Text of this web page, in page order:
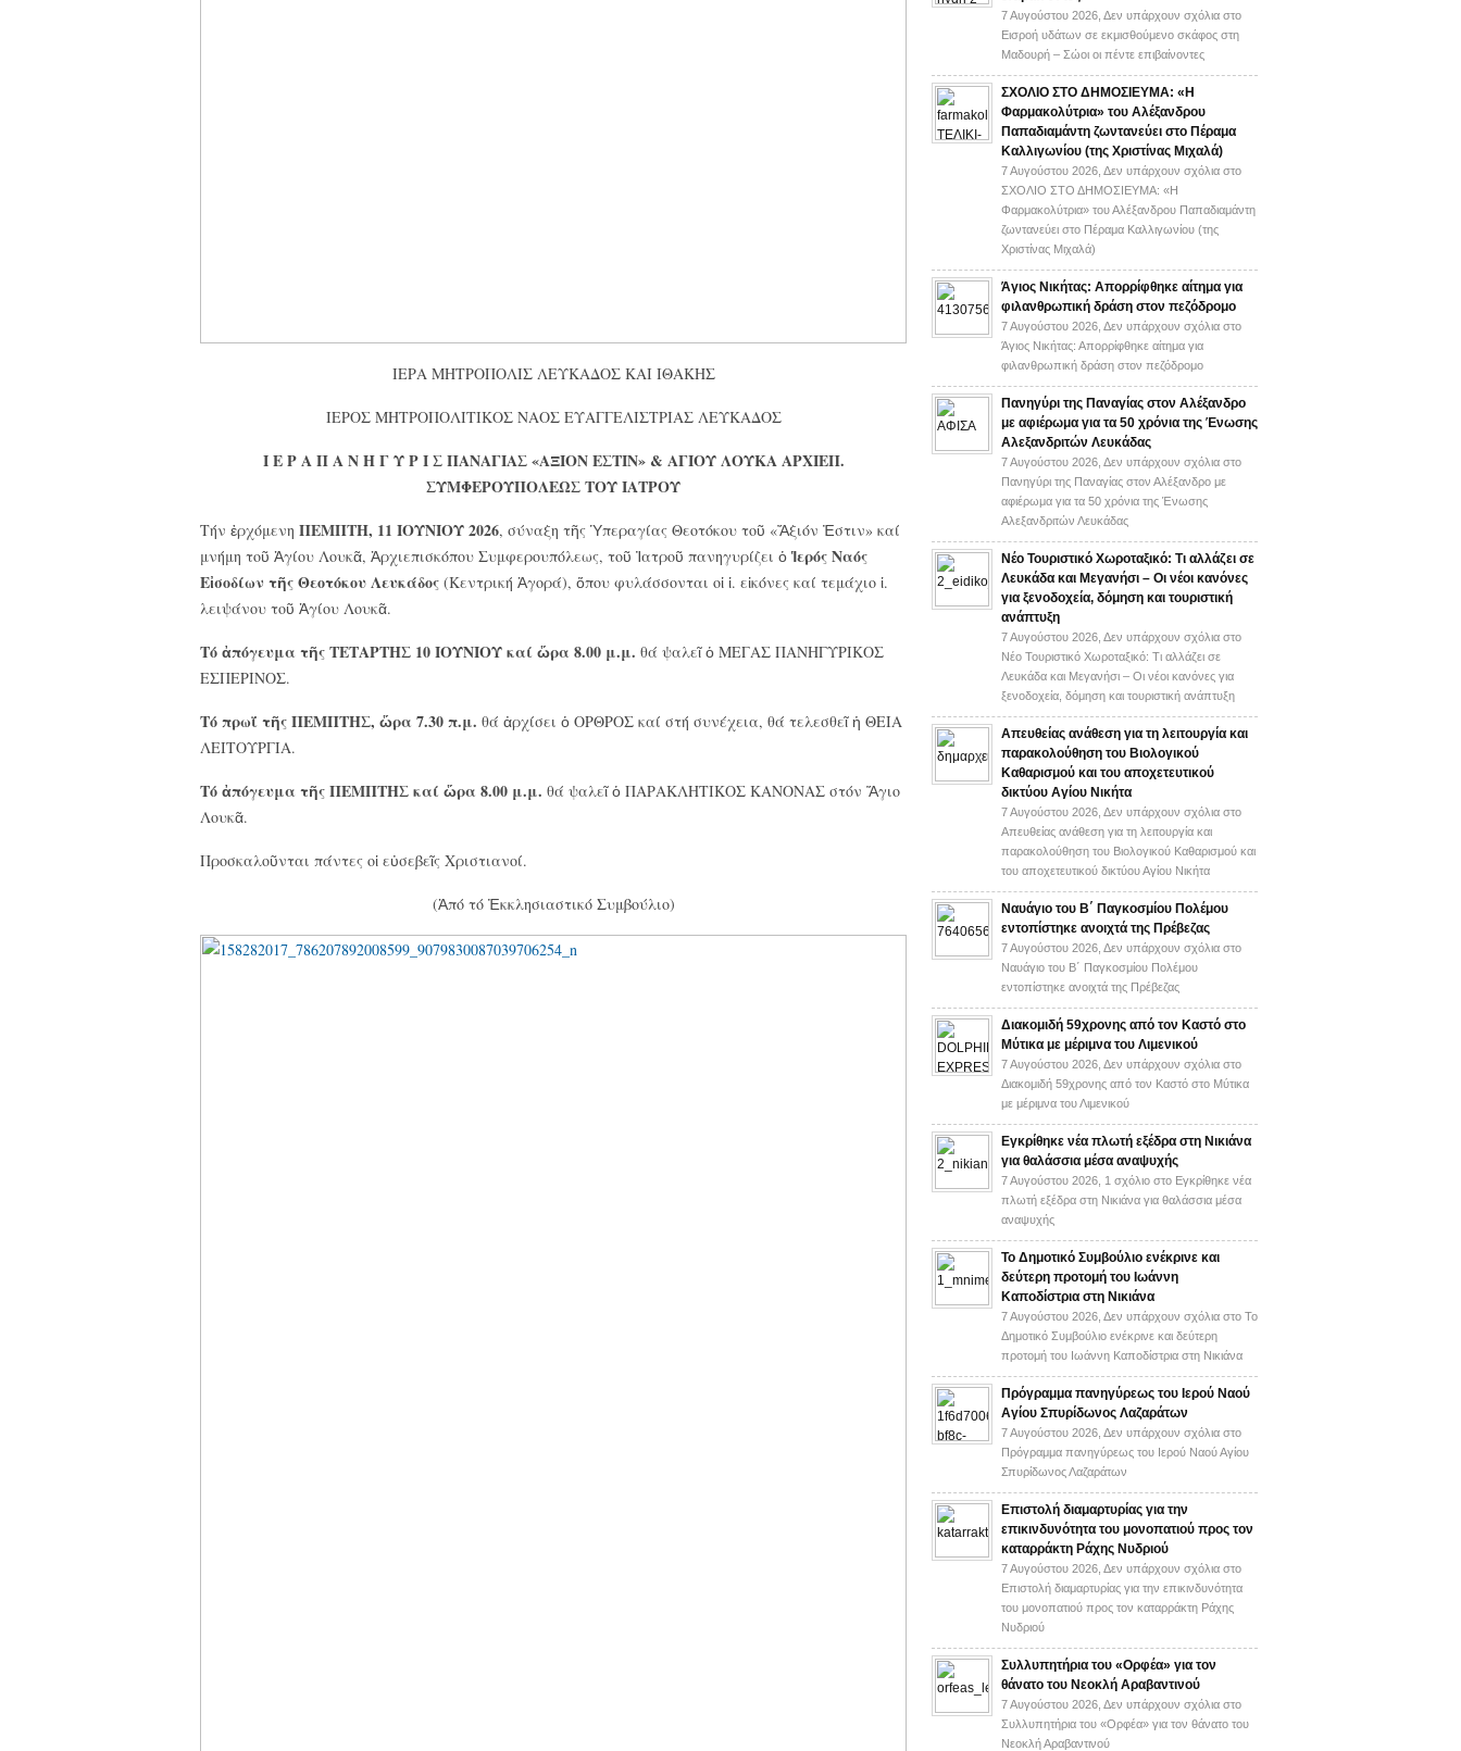
ΙΕΡΑ ΜΗΤΡΟΠΟΛΙΣ ΛΕΥΚΑΔΟΣ ΚΑΙ ΙΘΑΚΗΣ
ΙΕΡΟΣ ΜΗΤΡΟΠΟΛΙΤΙΚΟΣ ΝΑΟΣ ΕΥΑΓΓΕΛΙΣΤΡΙΑΣ ΛΕΥΚΑΔΟΣ
Ι Ε Ρ Α Π Α Ν Η Γ Υ Ρ Ι Σ ΠΑΝΑΓΙΑΣ «ΑΞΙΟΝ ΕΣΤΙΝ» & ΑΓΙΟΥ ΛΟΥΚΑ ΑΡΧΙΕΠ.
ΣΥΜΦΕΡΟΥΠΟΛΕΩΣ ΤΟΥ ΙΑΤΡΟΥ
Τήν ἐρχόμενη ΠΕΜΠΤΗ, 11 ΙΟΥΝΙΟΥ 2026, σύναξη τῆς Ὑπεραγίας Θεοτόκου τοῦ «Ἄξιόν Ἐστιν» καί
μνήμη τοῦ Ἁγίου Λουκᾶ, Ἀρχιεπισκόπου Συμφερουπόλεως, τοῦ Ἰατροῦ πανηγυρίζει ὁ Ἱερός Ναός
Εἰσοδίων τῆς Θεοτόκου Λευκάδος (Κεντρική Ἀγορά), ὅπου φυλάσσονται οἱ ἱ. εἰκόνες καί τεμάχιο ἱ.
λειψάνου τοῦ Ἁγίου Λουκᾶ.
Τό ἀπόγευμα τῆς ΤΕΤΑΡΤΗΣ 10 ΙΟΥΝΙΟΥ καί ὥρα 8.00 μ.μ. θά ψαλεῖ ὁ ΜΕΓΑΣ ΠΑΝΗΓΥΡΙΚΟΣ
ΕΣΠΕΡΙΝΟΣ.
Τό πρωΐ τῆς ΠΕΜΠΤΗΣ, ὥρα 7.30 π.μ. θά ἀρχίσει ὁ ΟΡΘΡΟΣ καί στή συνέχεια, θά τελεσθεῖ ἡ ΘΕΙΑ
ΛΕΙΤΟΥΡΓΙΑ.
Τό ἀπόγευμα τῆς ΠΕΜΠΤΗΣ καί ὥρα 8.00 μ.μ. θά ψαλεῖ ὁ ΠΑΡΑΚΛΗΤΙΚΟΣ ΚΑΝΟΝΑΣ στόν Ἅγιο
Λουκᾶ.
Προσκαλοῦνται πάντες οἱ εὐσεβεῖς Χριστιανοί.
(Ἀπό τό Ἐκκλησιαστικό Συμβούλιο)
7 Αυγούστου 2026, Δεν υπάρχουν σχόλια στο
Εισροή υδάτων σε εκμισθούμενο σκάφος στη
Μαδουρή – Σώοι οι πέντε επιβαίνοντες
ΣΧΟΛΙΟ ΣΤΟ ΔΗΜΟΣΙΕΥΜΑ: «Η
Φαρμακολύτρια» του Αλέξανδρου
Παπαδιαμάντη ζωντανεύει στο Πέραμα
Καλλιγωνίου (της Χριστίνας Μιχαλά)
7 Αυγούστου 2026, Δεν υπάρχουν σχόλια στο
ΣΧΟΛΙΟ ΣΤΟ ΔΗΜΟΣΙΕΥΜΑ: «Η
Φαρμακολύτρια» του Αλέξανδρου Παπαδιαμάντη
ζωντανεύει στο Πέραμα Καλλιγωνίου (της
Χριστίνας Μιχαλά)
Άγιος Νικήτας: Απορρίφθηκε αίτημα για
φιλανθρωπική δράση στον πεζόδρομο
7 Αυγούστου 2026, Δεν υπάρχουν σχόλια στο
Άγιος Νικήτας: Απορρίφθηκε αίτημα για
φιλανθρωπική δράση στον πεζόδρομο
Πανηγύρι της Παναγίας στον Αλέξανδρο
με αφιέρωμα για τα 50 χρόνια της Ένωσης
Αλεξανδριτών Λευκάδας
7 Αυγούστου 2026, Δεν υπάρχουν σχόλια στο
Πανηγύρι της Παναγίας στον Αλέξανδρο με
αφιέρωμα για τα 50 χρόνια της Ένωσης
Αλεξανδριτών Λευκάδας
Νέο Τουριστικό Χωροταξικό: Τι αλλάζει σε
Λευκάδα και Μεγανήσι – Οι νέοι κανόνες
για ξενοδοχεία, δόμηση και τουριστική
ανάπτυξη
7 Αυγούστου 2026, Δεν υπάρχουν σχόλια στο
Νέο Τουριστικό Χωροταξικό: Τι αλλάζει σε
Λευκάδα και Μεγανήσι – Οι νέοι κανόνες για
ξενοδοχεία, δόμηση και τουριστική ανάπτυξη
Απευθείας ανάθεση για τη λειτουργία και
παρακολούθηση του Βιολογικού
Καθαρισμού και του αποχετευτικού
δικτύου Αγίου Νικήτα
7 Αυγούστου 2026, Δεν υπάρχουν σχόλια στο
Απευθείας ανάθεση για τη λειτουργία και
παρακολούθηση του Βιολογικού Καθαρισμού και
του αποχετευτικού δικτύου Αγίου Νικήτα
Ναυάγιο του Β΄ Παγκοσμίου Πολέμου
εντοπίστηκε ανοιχτά της Πρέβεζας
7 Αυγούστου 2026, Δεν υπάρχουν σχόλια στο
Ναυάγιο του Β΄ Παγκοσμίου Πολέμου
εντοπίστηκε ανοιχτά της Πρέβεζας
Διακομιδή 59χρονης από τον Καστό στο
Μύτικα με μέριμνα του Λιμενικού
7 Αυγούστου 2026, Δεν υπάρχουν σχόλια στο
Διακομιδή 59χρονης από τον Καστό στο Μύτικα
με μέριμνα του Λιμενικού
Εγκρίθηκε νέα πλωτή εξέδρα στη Νικιάνα
για θαλάσσια μέσα αναψυχής
7 Αυγούστου 2026, 1 σχόλιο στο Εγκρίθηκε νέα
πλωτή εξέδρα στη Νικιάνα για θαλάσσια μέσα
αναψυχής
Το Δημοτικό Συμβούλιο ενέκρινε και
δεύτερη προτομή του Ιωάννη
Καποδίστρια στη Νικιάνα
7 Αυγούστου 2026, Δεν υπάρχουν σχόλια στο Το
Δημοτικό Συμβούλιο ενέκρινε και δεύτερη
προτομή του Ιωάννη Καποδίστρια στη Νικιάνα
Πρόγραμμα πανηγύρεως του Ιερού Ναού
Αγίου Σπυρίδωνος Λαζαράτων
7 Αυγούστου 2026, Δεν υπάρχουν σχόλια στο
Πρόγραμμα πανηγύρεως του Ιερού Ναού Αγίου
Σπυρίδωνος Λαζαράτων
Επιστολή διαμαρτυρίας για την
επικινδυνότητα του μονοπατιού προς τον
καταρράκτη Ράχης Νυδριού
7 Αυγούστου 2026, Δεν υπάρχουν σχόλια στο
Επιστολή διαμαρτυρίας για την επικινδυνότητα
του μονοπατιού προς τον καταρράκτη Ράχης
Νυδριού
Συλλυπητήρια του «Ορφέα» για τον
θάνατο του Νεοκλή Αραβαντινού
7 Αυγούστου 2026, Δεν υπάρχουν σχόλια στο
Συλλυπητήρια του «Ορφέα» για τον θάνατο του
Νεοκλή Αραβαντινού